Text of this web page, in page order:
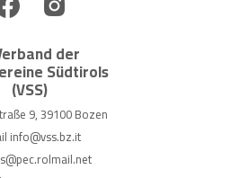
der
Südtirols
(VSS)
9, 39100 Bozen
info@vss.bz.it